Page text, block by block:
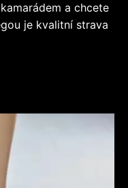
a chcete
je kvalitní strava